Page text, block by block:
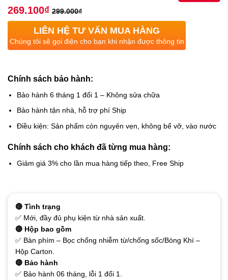
269.100₫ 299.000₫
LIÊN HỆ TƯ VẤN MUA HÀNG
Chúng tôi sẽ gọi điện cho bạn khi nhận được thông tin
Chính sách bảo hành:
Bảo hành 6 tháng 1 đổi 1 – Không sửa chữa
Bảo hành tận nhà, hỗ trợ phí Ship
Điều kiện: Sản phẩm còn nguyên vẹn, không bể vỡ, vào nước
Chính sách cho khách đã từng mua hàng:
Giảm giá 3% cho lần mua hàng tiếp theo, Free Ship
🔴 Tình trạng
✅ Mới, đầy đủ phụ kiện từ nhà sản xuất.
🔴 Hộp bao gồm
✅ Bàn phím – Bọc chống nhiễm từ/chống sốc/Bóng Khí –
Hộp Carton.
🔴 Bảo hành
✅ Bảo hành 06 tháng, lỗi 1 đổi 1.